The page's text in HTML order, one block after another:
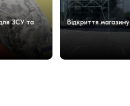
ЗСУ та
Відкриття магазину